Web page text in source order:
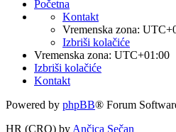
Početna
Kontakt
Vremenska zona:
Izbriši kolačiće
Vremenska zona: UTC+01:00
Izbriši kolačiće
Kontakt
Powered by phpBB® Forum
HR (CRO) by Ančica Sečan